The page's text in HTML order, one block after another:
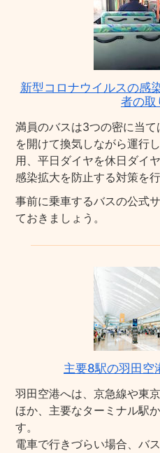
新型コロナウイルスの感
者の取
満員のバスは3つの密に当
を開けて換気しながら運行
用、平日ダイヤを休日ダイ
感染拡大を防止する対策を
事前に乗車するバスの公式
ておきましょう。
主要8駅の羽田空
羽田空港へは、京急線や東
ほか、主要なターミナル駅
す。
電車で行きづらい場合、バ